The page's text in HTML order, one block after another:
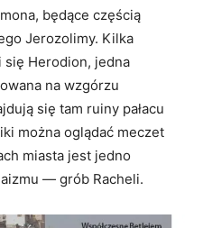
będące częścią
Jerozolimy. Kilka
Herodion, jedna
na wzgórzu
się tam ruiny pałacu
można oglądać meczet
miasta jest jedno
— grób Racheli.